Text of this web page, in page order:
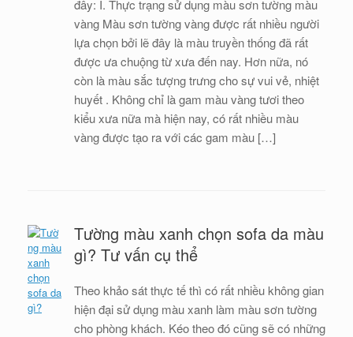
đây: I. Thực trạng sử dụng màu sơn tường màu
vàng Màu sơn tường vàng được rất nhiều người
lựa chọn bởi lẽ đây là màu truyền thống đã rất
được ưa chuộng từ xưa đến nay. Hơn nữa, nó
còn là màu sắc tượng trưng cho sự vui vẻ, nhiệt
huyết . Không chỉ là gam màu vàng tươi theo
kiểu xưa nữa mà hiện nay, có rất nhiều màu
vàng được tạo ra với các gam màu […]
Tường màu xanh chọn sofa da màu
gì? Tư vấn cụ thể
Theo khảo sát thực tế thì có rất nhiều không gian
hiện đại sử dụng màu xanh làm màu sơn tường
cho phòng khách. Kéo theo đó cũng sẽ có những